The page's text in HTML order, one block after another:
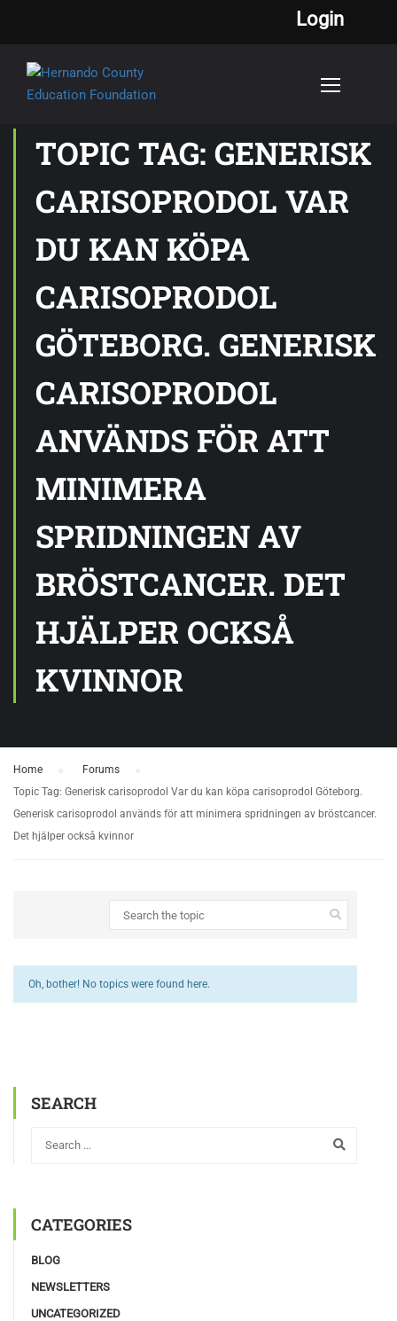
Login
TOPIC TAG: GENERISK
CARISOPRODOL VAR
DU KAN KÖPA
CARISOPRODOL
GÖTEBORG. GENERISK
CARISOPRODOL
ANVÄNDS FÖR ATT
MINIMERA
SPRIDNINGEN AV
BRÖSTCANCER. DET
HJÄLPER OCKSÅ
KVINNOR
Home Forums
Topic Tag: Generisk carisoprodol Var du kan köpa carisoprodol Göteborg.
Generisk carisoprodol används för att minimera spridningen av bröstcancer.
Det hjälper också kvinnor
Oh, bother! No topics were found here.
SEARCH
CATEGORIES
BLOG
NEWSLETTERS
UNCATEGORIZED